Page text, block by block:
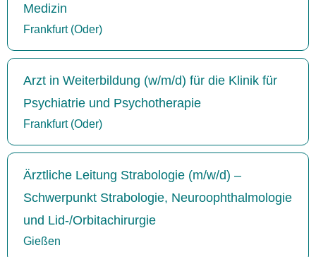
Medizin
Frankfurt (Oder)
Arzt in Weiterbildung (w/m/d) für die Klinik für
Psychiatrie und Psychotherapie
Frankfurt (Oder)
Ärztliche Leitung Strabologie (m/w/d) –
Schwerpunkt Strabologie, Neuroophthalmologie
und Lid-/Orbitachirurgie
Gießen